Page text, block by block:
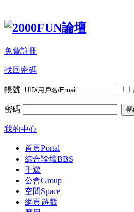
免費註冊
找回密碼
帳號
密碼 登
我的中心
首頁Portal
綜合論壇BBS
手遊
公會Group
空間Space
網頁遊戲